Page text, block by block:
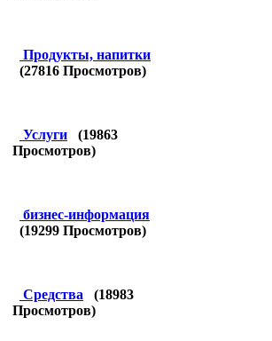
Продукты, напитки
(27816 Просмотров)
Услуги (19863
Просмотров)
бизнес-информация
(19299 Просмотров)
Средства (18983
Просмотров)